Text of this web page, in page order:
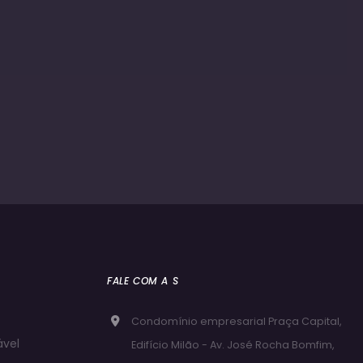
FALE COM A S
Condomínio empresarial Praça Capital,
Edifício Milão - Av. José Rocha Bomfim,